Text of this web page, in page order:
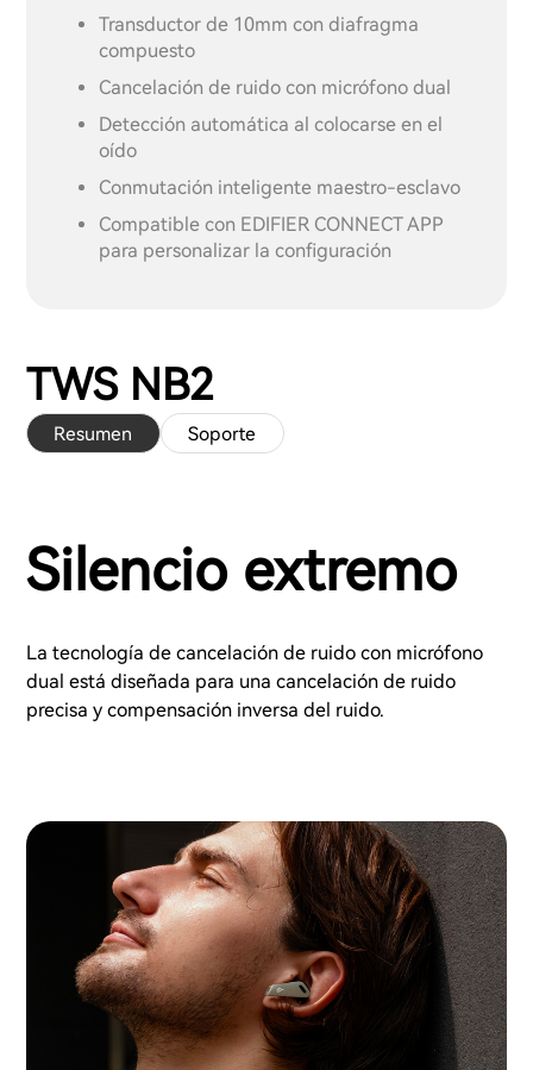
Transductor de 10mm con diafragma
compuesto
Cancelación de ruido con micrófono dual
Detección automática al colocarse en el
oído
Conmutación inteligente maestro-esclavo
Compatible con EDIFIER CONNECT APP
para personalizar la configuración
TWS NB2
Resumen Soporte
Silencio extremo
La tecnología de cancelación de ruido con micrófono
dual está diseñada para una cancelación de ruido
precisa y compensación inversa del ruido.